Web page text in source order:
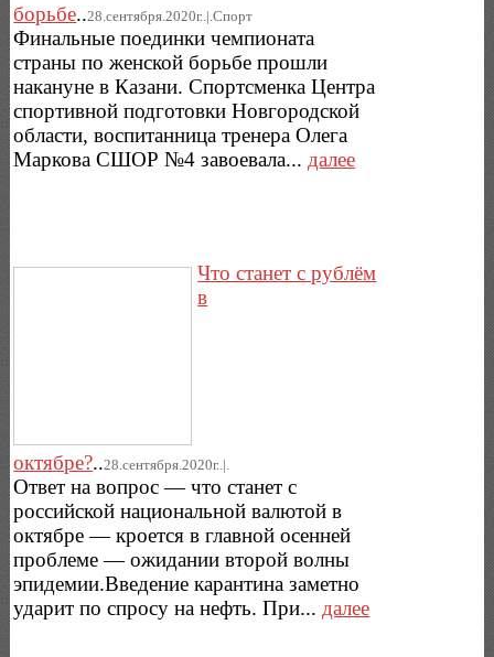
борьбе..28.сентября.2020г..|.Спорт
Финальные поединки чемпионата
страны по женской борьбе прошли
накануне в Казани. Спортсменка Центра
спортивной подготовки Новгородской
области, воспитанница тренера Олега
Маркова СШОР №4 завоевала... далее
Что станет с рублём
в
октябре?..28.сентября.2020г..|.
Ответ на вопрос — что станет с
российской национальной валютой в
октябре — кроется в главной осенней
проблеме — ожидании второй волны
эпидемии.Введение карантина заметно
ударит по спросу на нефть. При... далее